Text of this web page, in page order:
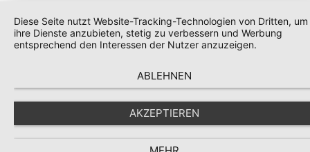
Diese Seite nutzt Website-Tracking-Technologien von Dritten, um
ihre Dienste anzubieten, stetig zu verbessern und Werbung
entsprechend den Interessen der Nutzer anzuzeigen.
ABLEHNEN
AKZEPTIEREN